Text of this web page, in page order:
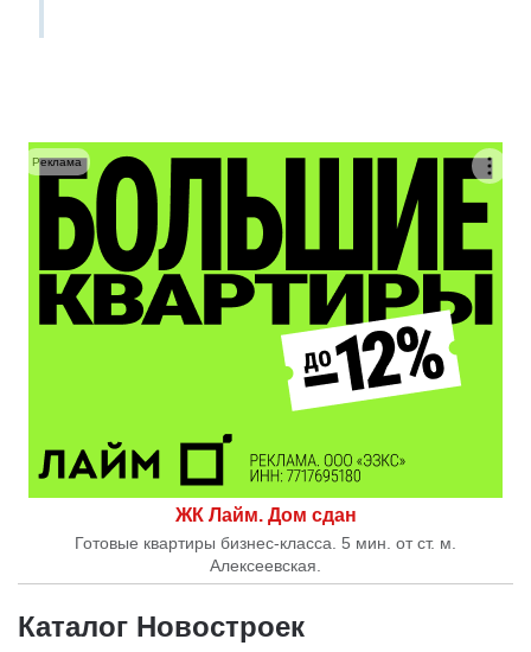
ЖК Лайм. Дом сдан
Готовые квартиры бизнес-класса. 5 мин. от ст. м.
Алексеевская.
Реклама
Каталог Новостроек